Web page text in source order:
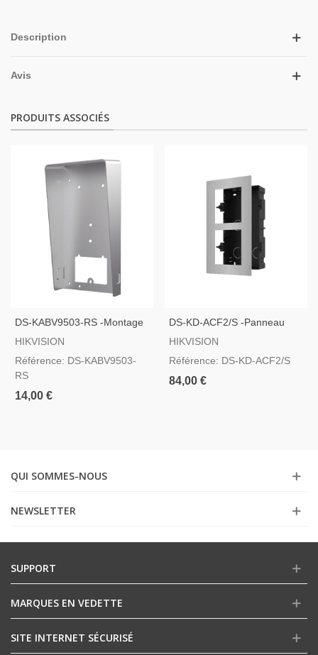
Description
Avis
PRODUITS ASSOCIÉS
DS-KABV9503-RS -Montage
En Saillie Avec Visière
HIKVISION
Référence: DS-KABV9503-
RS
14,00 €
DS-KD-ACF2/S -Panneau
Frontal Et Boîtier Encastré
HIKVISION
Référence: DS-KD-ACF2/S
84,00 €
QUI SOMMES-NOUS
NEWSLETTER
SUPPORT
MARQUES EN VEDETTE
SITE INTERNET SÉCURISÉ